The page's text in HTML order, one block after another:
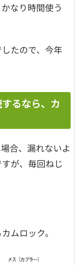
なり時間使う
たので、今年
るなら、カ
合、漏れないよ
が、毎回ねじ
ムロック。